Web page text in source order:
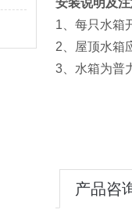
安装说明及
1、每只水箱
2、屋顶水箱
3、水箱为普
产品咨